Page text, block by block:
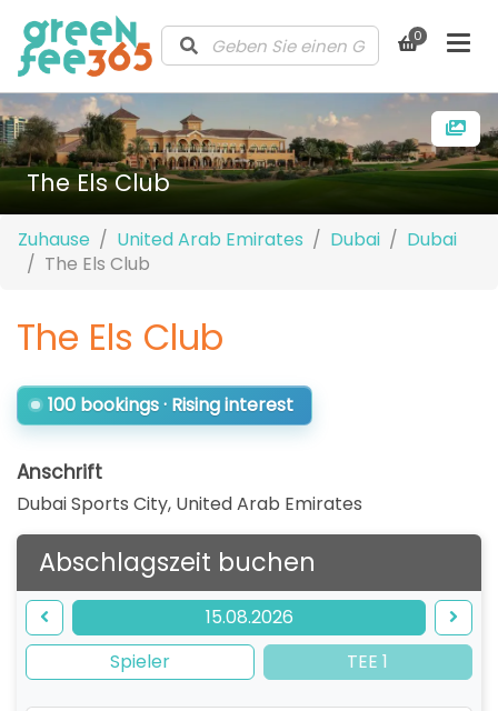
0
The Els Club
Zuhause United Arab Emirates Dubai
Dubai
The Els Club
The Els Club
100 bookings · Rising interest
Anschrift
Dubai Sports City, United Arab Emirates
Abschlagszeit buchen
15.08.2026
Spieler
TEE 1